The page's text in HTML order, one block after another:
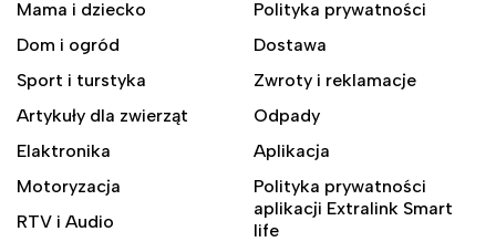
Mama i dziecko
Dom i ogród
Sport i turstyka
Artykuły dla zwierząt
Elaktronika
Motoryzacja
RTV i Audio
Polityka prywatności
Dostawa
Zwroty i reklamacje
Odpady
Aplikacja
Polityka prywatności
aplikacji Extralink Smart
life